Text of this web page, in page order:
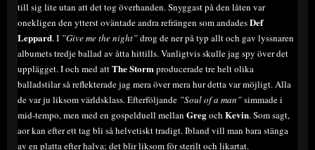
till sig lite utan att det tog överhanden. Snyggast på den låten var
onekligen den ytterst oväntade andra refrängen som andadesDef
Leppard. I ”Give me the night”drog de ner på typ allt och gav lyssnaren
albumets tredje ballad av åtta hittills. Vanligtvis skulle jag spy över det
upplägget. I och med attThe Stormproducerade tre helt olika
balladstilar så reflekterade jag mera över mera hur detta var möjligt. Alla
de var ju liksom världsklass. Efterföljande ”Soul of a man”simmade i
mid-tempo, men med en gospelduell mellan Gregoch Kevin. Som sagt,
aor kan efter ett tag bli så helvetiskt tradigt. Ibland vill man bara stänga
av en platta efter halva; det blir liksom för sterilt och likartat.